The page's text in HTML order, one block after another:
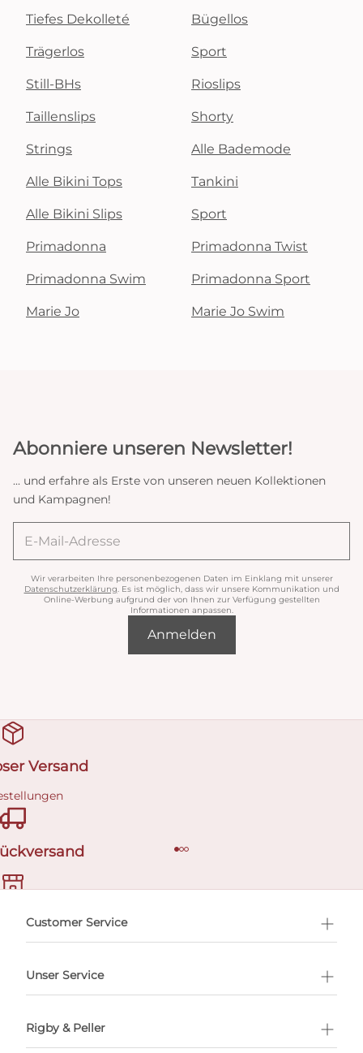
Tiefes Dekolleté Bügellos
Trägerlos Sport
Still-BHs Rioslips
Taillenslips Shorty
Strings Alle Bademode
Alle Bikini Tops Tankini
Alle Bikini Slips Sport
Primadonna Primadonna Twist
Primadonna Swim Primadonna Sport
Marie Jo Marie Jo Swim
Abonniere unseren Newsletter!
... und erfahre als Erste von unseren neuen Kollektionen
und Kampagnen!
Wir verarbeiten Ihre personenbezogenen Daten im Einklang mit unserer
Datenschutzerklärung . Es ist möglich, dass wir unsere Kommunikation und
Online-Werbung aufgrund der von Ihnen zur Verfügung gestellten
Informationen anpassen.
Anmelden
Versand
buchen
Customer Service
Unser Service
Rigby & Peller